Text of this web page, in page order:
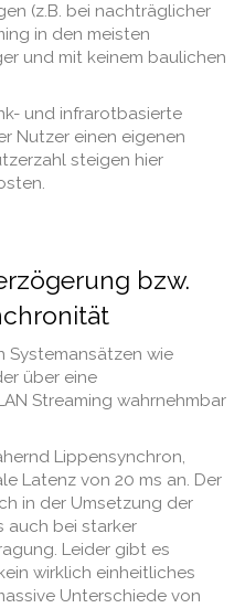
(z.B. bei nachträglicher
in den meisten
und mit keinem baulichen
und infrarotbasierte
Nutzer einen eigenen
steigen hier
bzw.
Systemansätzen wie
über eine
Streaming wahrnehmbar
Lippensynchron,
Latenz von 20 ms an. Der
in der Umsetzung der
auch bei starker
Leider gibt es
wirklich einheitliches
Unterschiede von